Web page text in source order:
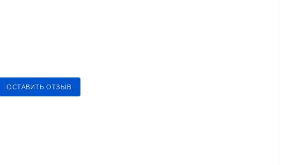
ОСТАВИТЬ ОТЗЫВ